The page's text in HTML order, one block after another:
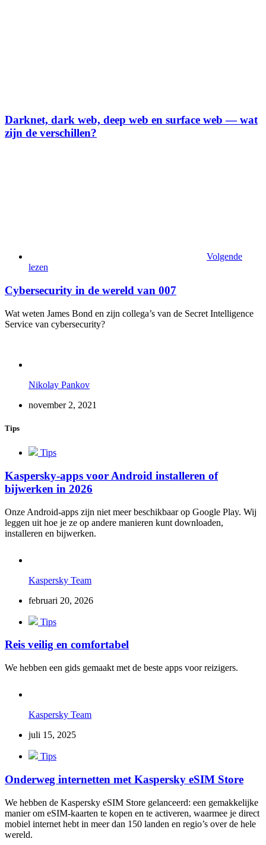
Darknet, dark web, deep web en surface web — wat
zijn de verschillen?
Volgende
lezen
Cybersecurity in de wereld van 007
Wat weten James Bond en zijn collega’s van de Secret Intelligence
Service van cybersecurity?
Nikolay Pankov
november 2, 2021
Tips
Tips
Kaspersky-apps voor Android installeren of
bijwerken in 2026
Onze Android-apps zijn niet meer beschikbaar op Google Play. Wij
leggen uit hoe je ze op andere manieren kunt downloaden,
installeren en bijwerken.
Kaspersky Team
februari 20, 2026
Tips
Reis veilig en comfortabel
We hebben een gids gemaakt met de beste apps voor reizigers.
Kaspersky Team
juli 15, 2025
Tips
Onderweg internetten met Kaspersky eSIM Store
We hebben de Kaspersky eSIM Store gelanceerd: een gemakkelijke
manier om eSIM-kaarten te kopen en te activeren, waarmee je direct
mobiel internet hebt in meer dan 150 landen en regio’s over de hele
wereld.